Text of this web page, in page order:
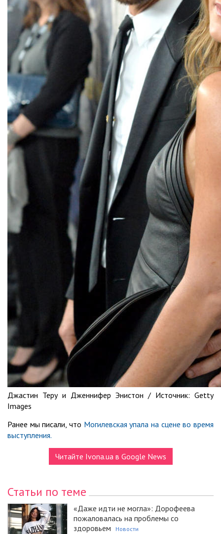
Джастин Теру и Дженнифер Энистон / Источник: Getty
Images
Ранее мы писали, что Могилевская упала на сцене во время
выступления.
Читайте Ivona.ua в Google News
Статьи по теме
«Даже идти не могла»: Дорофеева
пожаловалась на проблемы со
здоровьем
Новости